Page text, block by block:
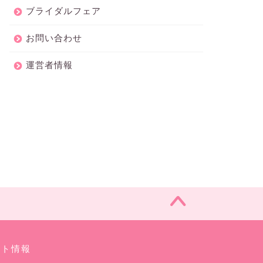
ブライダルフェア
お問い合わせ
運営者情報
情報